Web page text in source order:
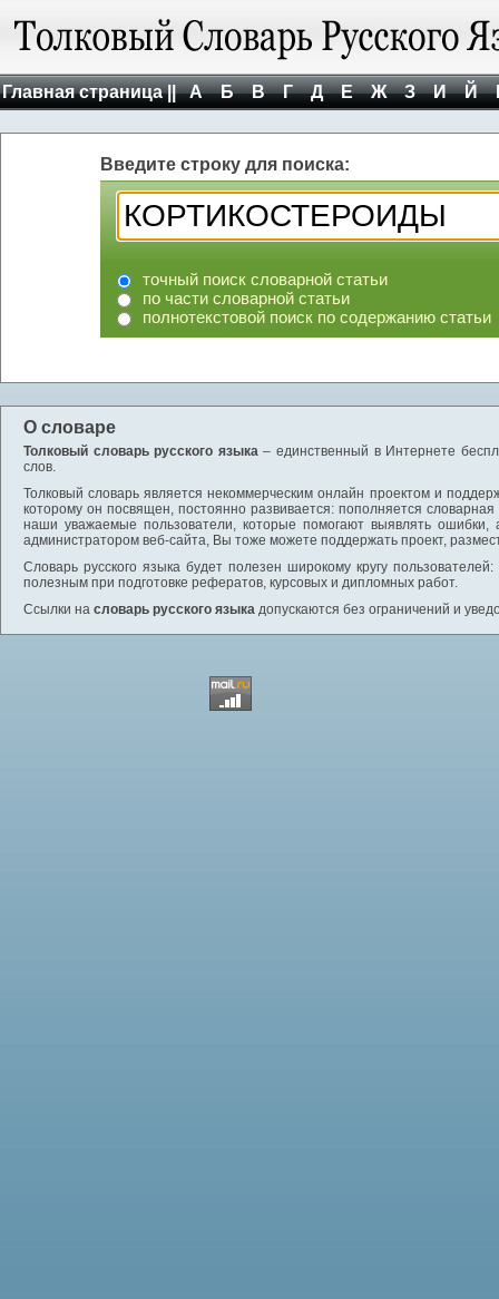
Главная страница || А Б В Г Д Е Ж З И Й
Введите строку для поиска:
точный поиск словарной статьи
по части словарной статьи
полнотекстовой поиск по содержанию статьи
О словаре
Толковый словарь русского языка– единственный в Интернете
слов.
Толковый словарь является некоммерческим онлайн проектом и
которому он посвящен, постоянно развивается: пополняется
наши уважаемые пользователи, которые помогают выявлять
администратором веб-сайта, Вы тоже можете поддержать проект,
Словарь русского языка будет полезен широкому кругу
полезным при подготовке рефератов, курсовых и дипломных работ.
Ссылки на словарь русского языка допускаются без ограничений и